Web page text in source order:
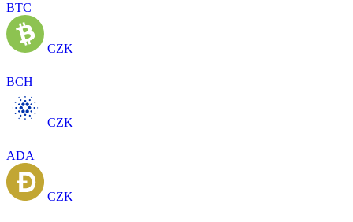
BTC
CZK
BCH
CZK
ADA
CZK